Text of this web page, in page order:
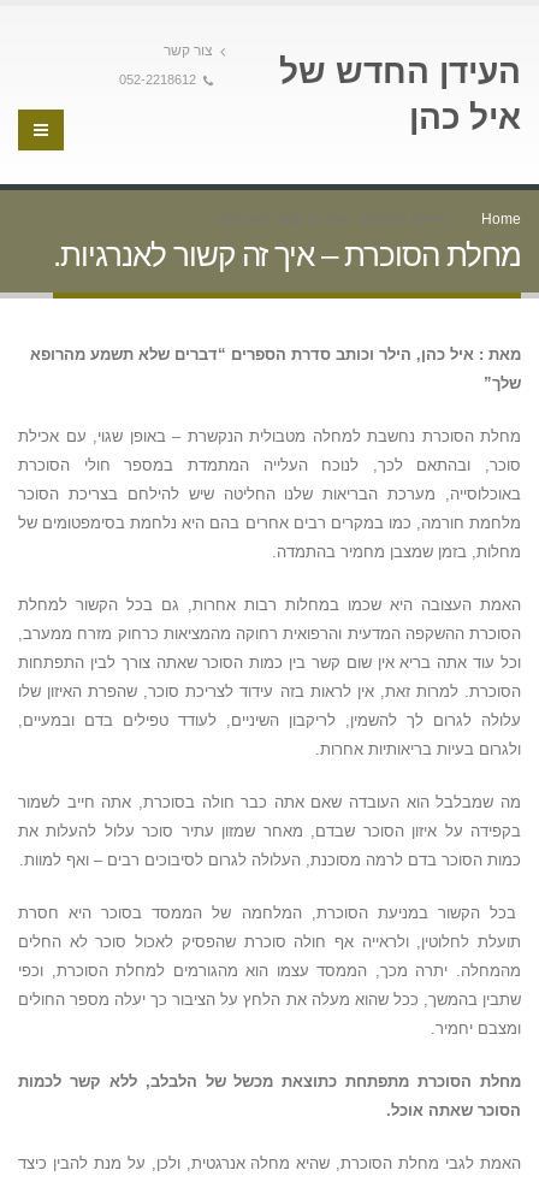
העידן החדש של
איל כהן
צור קשר
052-2218612
Home מחלת הסוכרת – איך זה קשור לאנרגיות.
מחלת הסוכרת – איך זה קשור לאנרגיות.
מאת : איל כהן, הילר וכותב סדרת הספרים “דברים שלא תשמע מהרופא
שלך”
מחלת הסוכרת נחשבת למחלה מטבולית הנקשרת – באופן שגוי, עם אכילת
סוכר, ובהתאם לכך, לנוכח העלייה המתמדת במספר חולי הסוכרת
באוכלוסייה, מערכת הבריאות שלנו החליטה שיש להילחם בצריכת הסוכר
מלחמת חורמה, כמו במקרים רבים אחרים בהם היא נלחמת בסימפטומים של
מחלות, בזמן שמצבן מחמיר בהתמדה.
האמת העצובה היא שכמו במחלות רבות אחרות, גם בכל הקשור למחלת
הסוכרת ההשקפה המדעית והרפואית רחוקה מהמציאות כרחוק מזרח ממערב,
וכל עוד אתה בריא אין שום קשר בין כמות הסוכר שאתה צורך לבין התפתחות
הסוכרת. למרות זאת, אין לראות בזה עידוד לצריכת סוכר, שהפרת האיזון שלו
עלולה לגרום לך להשמין, לריקבון השיניים, לעודד טפילים בדם ובמעיים,
ולגרום בעיות בריאותיות אחרות.
מה שמבלבל הוא העובדה שאם אתה כבר חולה בסוכרת, אתה חייב לשמור
בקפידה על איזון הסוכר שבדם, מאחר שמזון עתיר סוכר עלול להעלות את
כמות הסוכר בדם לרמה מסוכנת, העלולה לגרום לסיבוכים רבים – ואף למוות.
בכל הקשור במניעת הסוכרת, המלחמה של הממסד בסוכר היא חסרת
תועלת לחלוטין, ולראייה אף חולה סוכרת שהפסיק לאכול סוכר לא החלים
מהמחלה. יתרה מכך, הממסד עצמו הוא מהגורמים למחלת הסוכרת, וכפי
שתבין בהמשך, ככל שהוא מעלה את הלחץ על הציבור כך יעלה מספר החולים
ומצבם יחמיר.
מחלת הסוכרת מתפתחת כתוצאת מכשל של הלבלב, ללא קשר לכמות
הסוכר שאתה אוכל.
האמת לגבי מחלת הסוכרת, שהיא מחלה אנרגטית, ולכן, על מנת להבין כיצד